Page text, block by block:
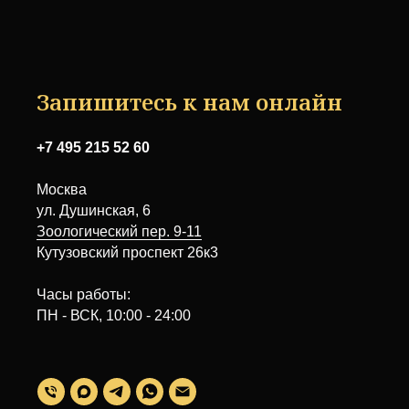
Запишитесь к нам онлайн
+7 495 215 52 60
Москва
ул. Душинская, 6
Зоологический пер. 9-11
Кутузовский проспект 26к3
Часы работы:
ПН - ВСК, 10:00 - 24:00